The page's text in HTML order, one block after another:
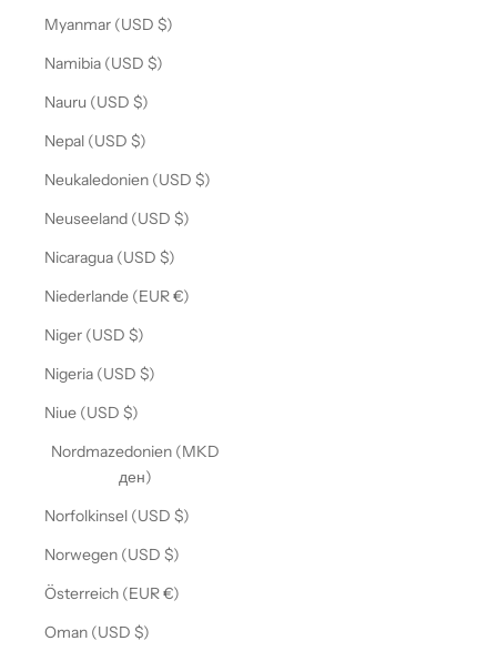
Myanmar (USD $)
Namibia (USD $)
Nauru (USD $)
Nepal (USD $)
Neukaledonien (USD $)
Neuseeland (USD $)
Nicaragua (USD $)
Niederlande (EUR €)
Niger (USD $)
Nigeria (USD $)
Niue (USD $)
Nordmazedonien (MKD
ден)
Norfolkinsel (USD $)
Norwegen (USD $)
Österreich (EUR €)
Oman (USD $)